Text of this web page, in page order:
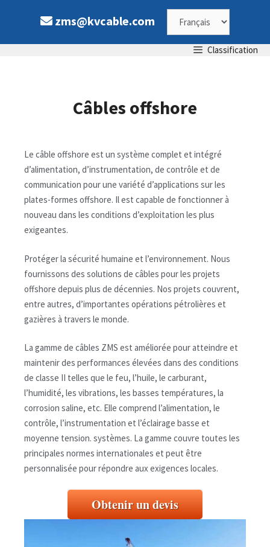
zms@kvcable.com
Classification
Câbles offshore
Le câble offshore est un système complet et intégré
d’alimentation, d’instrumentation, de contrôle et de
communication pour une variété d’applications sur les
plates-formes offshore. Il est capable de fonctionner à
nouveau dans les conditions d’exploitation les plus
exigeantes.
Protéger la sécurité humaine et l’environnement. Nous
fournissons des solutions de câbles pour les projets
offshore depuis plus de décennies. Nos projets couvrent,
entre autres, d’importantes opérations pétrolières et
gazières à travers le monde.
La gamme de câbles ZMS est améliorée pour atteindre et
maintenir des performances élevées dans des conditions
de classe II telles que le feu, l’huile, le carburant,
l’humidité, les vibrations, les basses températures, la
corrosion saline, etc. Elle comprend l’alimentation, le
contrôle, l’instrumentation et l’éclairage basse et
moyenne tension. systèmes. La gamme couvre toutes les
principales normes internationales et peut être
personnalisée pour répondre aux exigences locales.
Obtenir un devis